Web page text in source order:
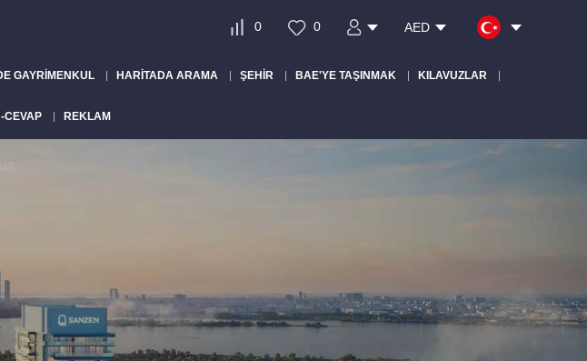
0 0 AED
GAYRIMENKUL HARITADA ARAMA ŞEHIR BAE'YE TAŞINMAK KILAVUZLAR
CEVAP REKLAM